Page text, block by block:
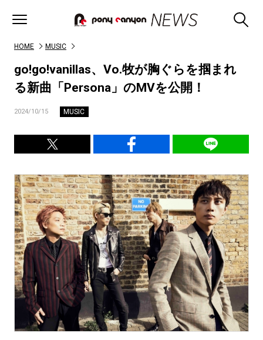
HOME MUSIC
go!go!vanillas、Vo.牧が胸ぐらを掴まれ
る新曲「Persona」のMVを公開！
2024/10/15 MUSIC